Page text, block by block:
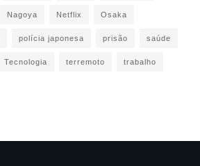
Nagoya Netflix Osaka
polícia japonesa prisão saúde
Tecnologia terremoto trabalho